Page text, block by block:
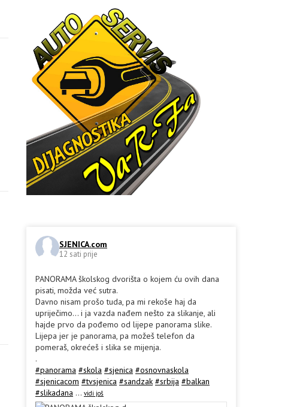
SJENICA.com
12 sati prije
PANORAMA školskog dvorišta o kojem ću ovih dana
pisati, možda već sutra.
Davno nisam prošo tuda, pa mi rekoše haj da
upriječimo... i ja vazda nađem nešto za slikanje, ali
hajde prvo da pođemo od lijepe panorama slike.
Lijepa jer je panorama, pa možeš telefon da
pomeraš, okrećeš i slika se mijenja.
.
#panorama #skola #sjenica #osnovnaskola
#sjenicacom #tvsjenica #sandzak #srbija #balkan
#slikadana ... vidi još